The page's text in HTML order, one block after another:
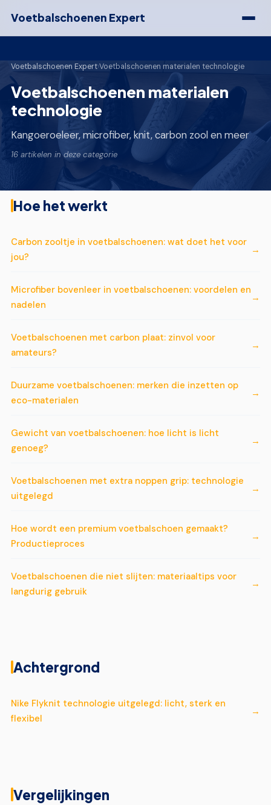
Voetbalschoenen Expert
Voetbalschoenen Expert›Voetbalschoenen materialen technologie
Voetbalschoenen materialen
technologie
Kangoeroeleer, microfiber, knit, carbon zool en meer
16 artikelen in deze categorie
Hoe het werkt
Carbon zooltje in voetbalschoenen: wat doet het voor
jou?
Microfiber bovenleer in voetbalschoenen: voordelen en
nadelen
Voetbalschoenen met carbon plaat: zinvol voor
amateurs?
Duurzame voetbalschoenen: merken die inzetten op
eco-materialen
Gewicht van voetbalschoenen: hoe licht is licht
genoeg?
Voetbalschoenen met extra noppen grip: technologie
uitgelegd
Hoe wordt een premium voetbalschoen gemaakt?
Productieproces
Voetbalschoenen die niet slijten: materiaaltips voor
langdurig gebruik
Achtergrond
Nike Flyknit technologie uitgelegd: licht, sterk en
flexibel
Vergelijkingen